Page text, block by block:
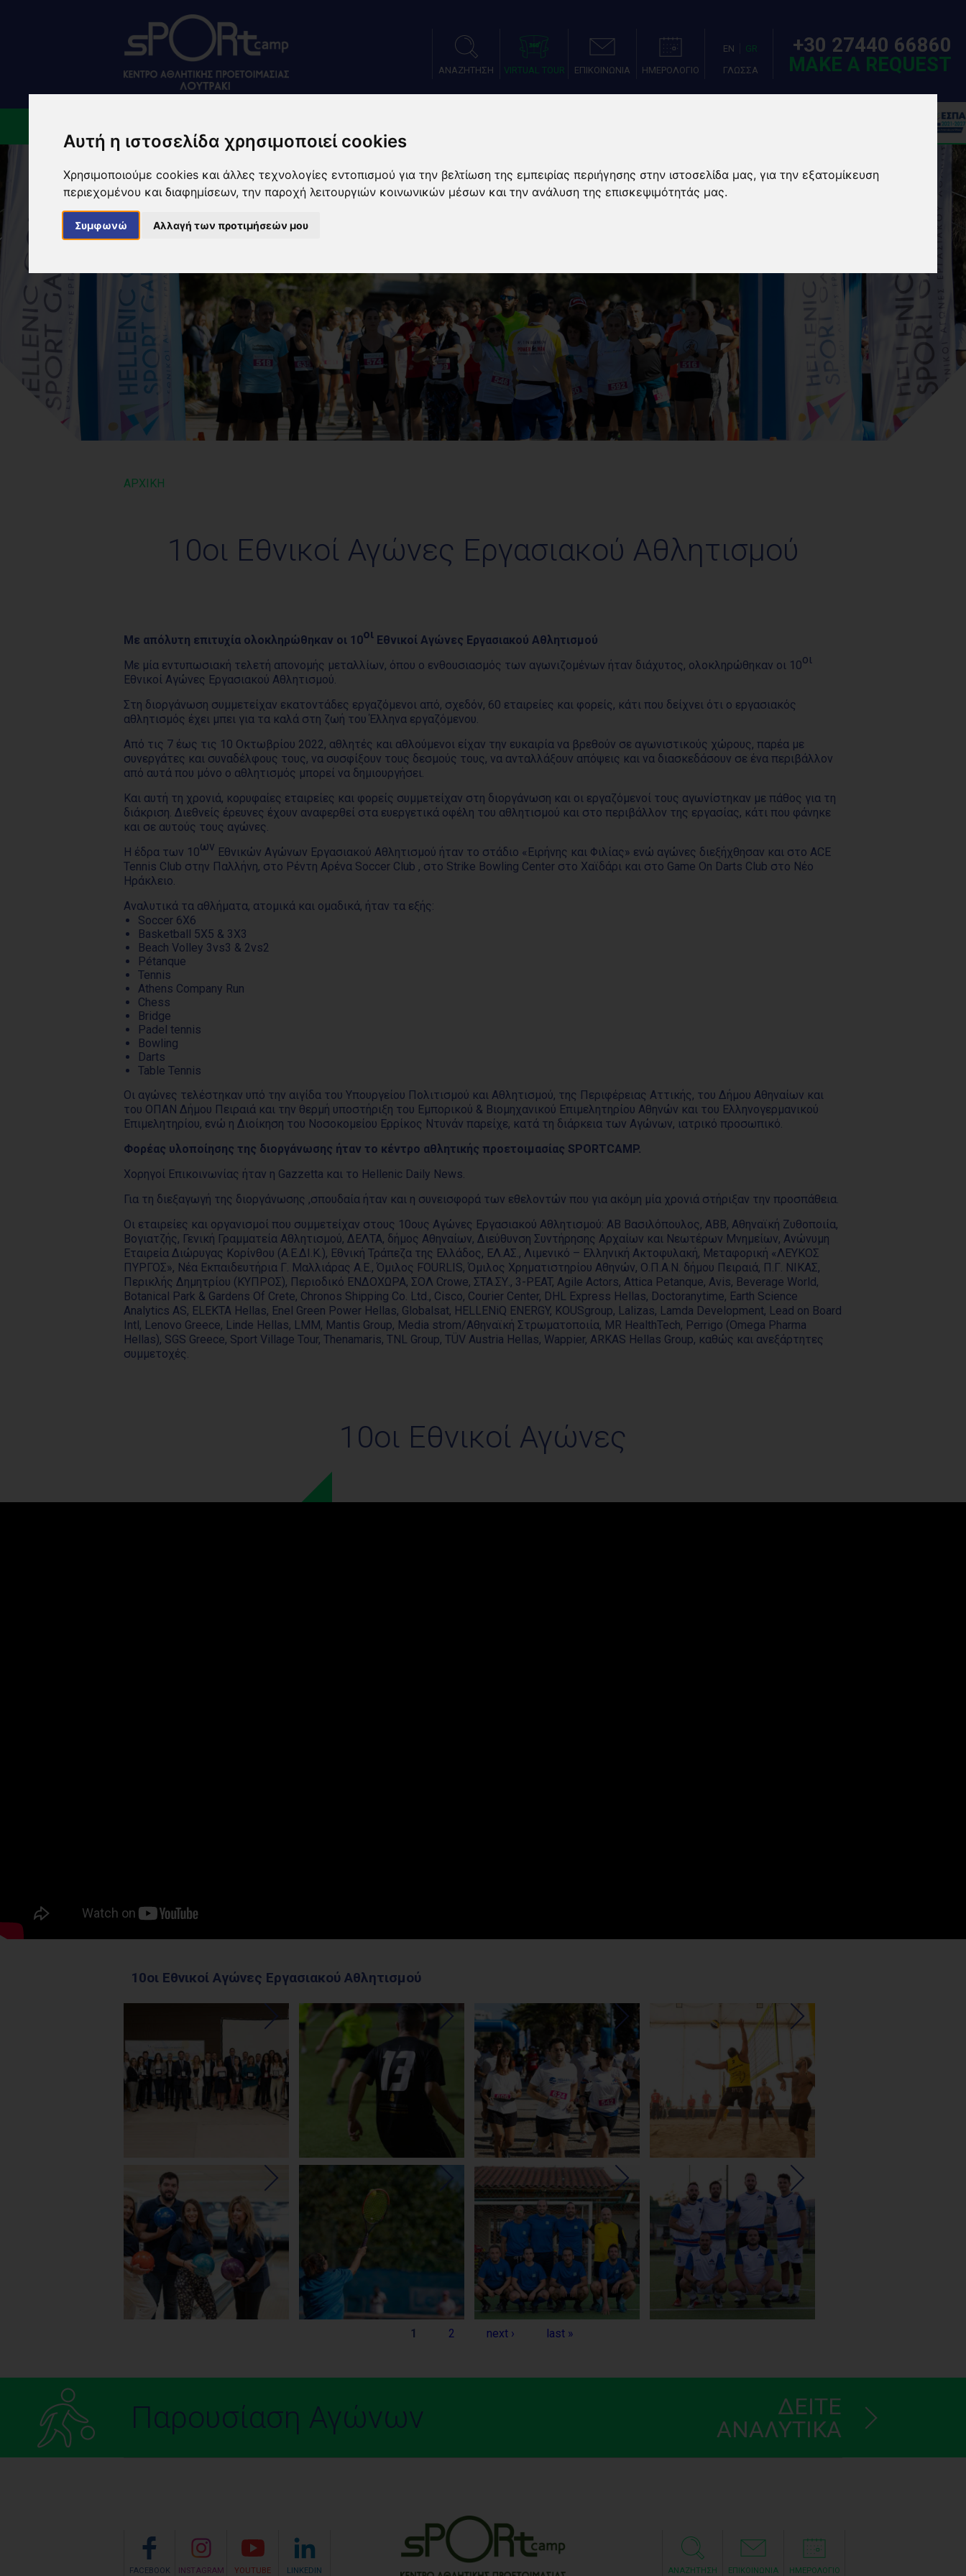
Αυτή η ιστοσελίδα χρησιμοποιεί cookies
Χρησιμοποιούμε cookies και άλλες τεχνολογίες εντοπισμού για την βελτίωση της εμπειρίας περιήγησης στην ιστοσελίδα μας, για την εξατομίκευση
περιεχομένου και διαφημίσεων, την παροχή λειτουργιών κοινωνικών μέσων και την ανάλυση της επισκεψιμότητάς μας.
Συμφωνώ Αλλαγή των προτιμήσεών μου
ΑΝΑΖΗΤΗΣΗ VIRTUAL TOUR ΕΠΙΚΟΙΝΩΝΙΑ ΗΜΕΡΟΛΟΓΙΟ
EN
GR
ΓΛΩΣΣΑ
+30 27440 66860
MAKE A REQUEST
ΑΡΧΙΚΗ
10οι Εθνικοί Αγώνες Εργασιακού Αθλητισμού
Με απόλυτη επιτυχία ολοκληρώθηκαν οι 10οι Εθνικοί Αγώνες Εργασιακού Αθλητισμού
Με μία εντυπωσιακή τελετή απονομής μεταλλίων, όπου ο ενθουσιασμός των αγωνιζομένων ήταν διάχυτος, ολοκληρώθηκαν οι 10οι
Εθνικοί Αγώνες Εργασιακού Αθλητισμού.
Στη διοργάνωση συμμετείχαν εκατοντάδες εργαζόμενοι από, σχεδόν, 60 εταιρείες και φορείς, κάτι που δείχνει ότι ο εργασιακός
αθλητισμός έχει μπει για τα καλά στη ζωή του Έλληνα εργαζόμενου.
Από τις 7 έως τις 10 Οκτωβρίου 2022, αθλητές και αθλούμενοι είχαν την ευκαιρία να βρεθούν σε αγωνιστικούς χώρους, παρέα με
συνεργάτες και συναδέλφους τους, να συσφίξουν τους δεσμούς τους, να ανταλλάξουν απόψεις και να διασκεδάσουν σε ένα περιβάλλον
από αυτά που μόνο ο αθλητισμός μπορεί να δημιουργήσει.
Και αυτή τη χρονιά, κορυφαίες εταιρείες και φορείς συμμετείχαν στη διοργάνωση και οι εργαζόμενοί τους αγωνίστηκαν με πάθος για τη
διάκριση. Διεθνείς έρευνες έχουν αναφερθεί στα ευεργετικά οφέλη του αθλητισμού και στο περιβάλλον της εργασίας, κάτι που φάνηκε
και σε αυτούς τους αγώνες.
Η έδρα των 10ων Εθνικών Αγώνων Εργασιακού Αθλητισμού ήταν το στάδιο «Ειρήνης και Φιλίας» ενώ αγώνες διεξήχθησαν και στο ACE
Tennis Club στην Παλλήνη, στο Ρέντη Αρένα Soccer Club , στο Strike Bowling Center στο Χαϊδάρι και στο Game On Darts Club στο Νέο
Ηράκλειο.
Αναλυτικά τα αθλήματα, ατομικά και ομαδικά, ήταν τα εξής:
Soccer 6Χ6
Basketball 5Χ5 & 3Χ3
Beach Volley 3vs3 & 2vs2
Pétanque
Tennis
Athens Company Run
Chess
Bridge
Padel tennis
Bowling
Darts
Table Tennis
Οι αγώνες τελέστηκαν υπό την αιγίδα του Υπουργείου Πολιτισμού και Αθλητισμού, της Περιφέρειας Αττικής, του Δήμου Αθηναίων και
του ΟΠΑΝ Δήμου Πειραιά και την θερμή υποστήριξη του Εμπορικού & Βιομηχανικού Επιμελητηρίου Αθηνών και του Ελληνογερμανικού
Επιμελητηρίου, ενώ η Διοίκηση του Νοσοκομείου Ερρίκος Ντυνάν παρείχε, κατά τη διάρκεια των Αγώνων, ιατρικό προσωπικό.
Φορέας υλοποίησης της διοργάνωσης ήταν το κέντρο αθλητικής προετοιμασίας SPORTCAMP.
Χορηγοί Επικοινωνίας ήταν η Gazzetta και το Hellenic Daily News.
Για τη διεξαγωγή της διοργάνωσης ,σπουδαία ήταν και η συνεισφορά των εθελοντών που για ακόμη μία χρονιά στήριξαν την προσπάθεια.
Οι εταιρείες και οργανισμοί που συμμετείχαν στους 10ους Αγώνες Εργασιακού Αθλητισμού: ΑΒ Βασιλόπουλος, ΑΒΒ, Αθηναϊκή Ζυθοποιία,
Βογιατζής, Γενική Γραμματεία Αθλητισμού, ΔΕΛΤΑ, δήμος Αθηναίων, Διεύθυνση Συντήρησης Αρχαίων και Νεωτέρων Μνημείων, Ανώνυμη
Εταιρεία Διώρυγας Κορίνθου (Α.Ε.ΔΙ.Κ.), Εθνική Τράπεζα της Ελλάδος, ΕΛ.ΑΣ., Λιμενικό – Ελληνική Ακτοφυλακή, Μεταφορική «ΛΕΥΚΟΣ
ΠΥΡΓΟΣ», Νέα Εκπαιδευτήρια Γ. Μαλλιάρας Α.Ε., Όμιλος FOURLIS, Όμιλος Χρηματιστηρίου Αθηνών, Ο.Π.Α.Ν. δήμου Πειραιά, Π.Γ. ΝΙΚΑΣ,
Περικλής Δημητρίου (ΚΥΠΡΟΣ), Περιοδικό ΕΝΔΟΧΩΡΑ, ΣΟΛ Crowe, ΣΤΑ.ΣΥ., 3-PEAT, Agile Actors, Attica Petanque, Avis, Beverage World,
Botanical Park & Gardens Of Crete, Chronos Shipping Co. Ltd., Cisco, Courier Center, DHL Express Hellas, Doctoranytime, Earth Science
Analytics AS, ELEKTA Hellas, Enel Green Power Hellas, Globalsat, HELLENiQ ENERGY, KOUSgroup, Lalizas, Lamda Development, Lead on Board
Intl, Lenovo Greece, Linde Hellas, LMM, Mantis Group, Media strom/Αθηναϊκή Στρωματοποιία, MR HealthTech, Perrigo (Omega Pharma
Hellas), SGS Greece, Sport Village Tour, Thenamaris, TNL Group, TÜV Austria Hellas, Wappier, ARKAS Hellas Group, καθώς και ανεξάρτητες
συμμετοχές.
10οι Εθνικοί Αγώνες
10οι Εθνικοί Αγώνες Εργασιακού Αθλητισμού
1 2 next › last »
Παρουσίαση Αγώνων
ΔΕΙΤΕ
ΑΝΑΛΥΤΙΚΑ
FACEBOOK INSTAGRAM YOUTUBE LINKEDIN ΑΝΑΖΗΤΗΣΗ ΕΠΙΚΟΙΝΩΝΙΑ ΗΜΕΡΟΛΟΓΙΟ